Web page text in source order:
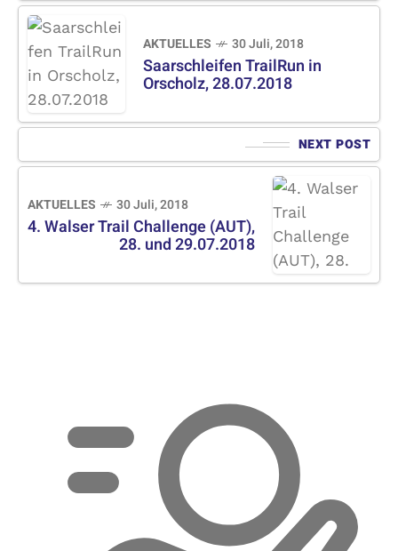
AKTUELLES 30 Juli, 2018
Saarschleifen TrailRun in
Orscholz, 28.07.2018
NEXT POST
AKTUELLES 30 Juli, 2018
4. Walser Trail Challenge (AUT),
28. und 29.07.2018